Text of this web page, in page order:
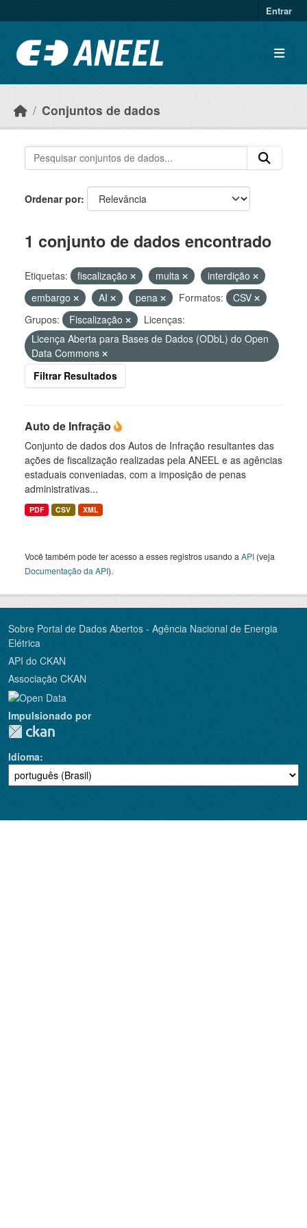
Entrar
Conjuntos de dados
Ordenar por
1 conjunto de dados encontrado
Etiquetas: fiscalização multa
interdição
embargo
AI pena Formatos:
CSV
Grupos:
Fiscalização
Licenças:
Licença Aberta para Bases de Dados (ODbL) do Open
Data Commons
Filtrar Resultados
Auto de Infração
Conjunto de dados dos Autos de Infração resultantes das
ações de fiscalização realizadas pela ANEEL e as agências
estaduais conveniadas, com a imposição de penas
administrativas...
PDF CSV XML
Você também pode ter acesso a esses registros usando a API (veja
Documentação da API).
Sobre Portal de Dados Abertos - Agência Nacional de Energia
Elétrica
API do CKAN
Associação CKAN
Impulsionado por
Idioma